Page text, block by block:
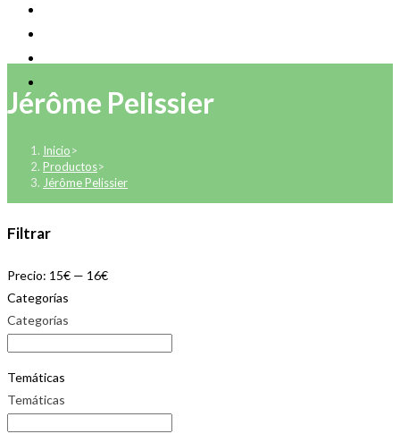
Jérôme Pelissier
Inicio>
Productos>
Jérôme Pelissier
Filtrar
Precio: 15€ — 16€
Categorías
Categorías
Temáticas
Temáticas